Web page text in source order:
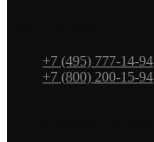
+7 (495) 777-14-94
+7 (800) 200-15-94